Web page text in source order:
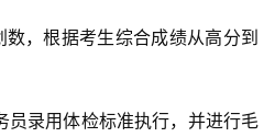
，根据考生综合成绩从高分到
员录用体检标准执行，并进行毛